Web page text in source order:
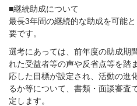
■継続助成について
最長3年間の継続的な助成を可能
要です。
選考にあっては、前年度の助成期
れた受益者等の声や反省点等を踏
応した目標が設定され、活動の進
るか等について、書類・面談審査
定します。